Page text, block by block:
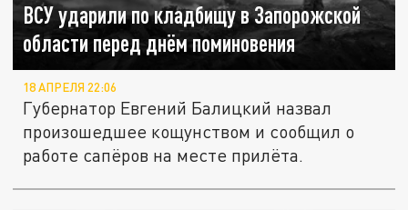
ВСУ ударили по кладбищу в Запорожской
области перед днём поминовения
18 АПРЕЛЯ 22:06
Губернатор Евгений Балицкий назвал
произошедшее кощунством и сообщил о
работе сапёров на месте прилёта.